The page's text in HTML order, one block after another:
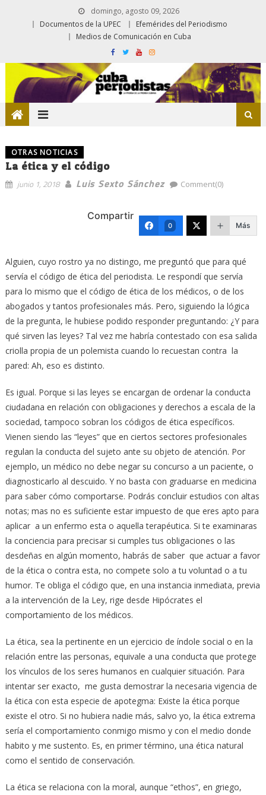
domingo, agosto 09, 2026
Documentos de la UPEC
Efemérides del Periodismo
Medios de Comunicación en Cuba
OTRAS NOTICIAS
La ética y el código
junio 1, 2018 Luis Sexto Sánchez Comment(0)
Compartir
0 Más
Alguien, cuyo rostro ya no distingo, me preguntó que para qué
servía el código de ética del periodista. Le respondí que servía
para lo mismo que el código de ética de los médicos, o de los
abogados y tantos profesionales más. Pero, siguiendo la lógica
de la pregunta, le hubiese podido responder preguntando: ¿Y para
qué sirven las leyes? Tal vez me habría contestado con esa salida
criolla propia de un polemista cuando lo recuestan contra la
pared: Ah, eso es distinto.
Es igual. Porque si las leyes se encargan de ordenar la conducta
ciudadana en relación con obligaciones y derechos a escala de la
sociedad, tampoco sobran los códigos de ética específicos.
Vienen siendo las “leyes” que en ciertos sectores profesionales
regulan la conducta del sujeto ante su objeto de atención. Por
ejemplo, un médico no debe negar su concurso a un paciente, o
diagnosticarlo al descuido. Y no basta con graduarse en medicina
para saber cómo comportarse. Podrás concluir estudios con altas
notas; mas no es suficiente estar impuesto de que eres apto para
aplicar a un enfermo esta o aquella terapéutica. Si te examinaras
la conciencia para precisar si cumples tus obligaciones o las
desdeñas en algún momento, habrás de saber que actuar a favor
de la ética o contra esta, no compete solo a tu voluntad o a tu
humor. Te obliga el código que, en una instancia inmediata, previa
a la intervención de la Ley, rige desde Hipócrates el
comportamiento de los médicos.
La ética, sea la pertinente en un ejercicio de índole social o en la
relación entre las personas, equivale a una conducta que protege
los vínculos de los seres humanos en cualquier situación. Para
intentar ser exacto, me gusta demostrar la necesaria vigencia de
la ética con esta especie de apotegma: Existe la ética porque
existe el otro. Si no hubiera nadie más, salvo yo, la ética extrema
sería el comportamiento conmigo mismo y con el medio donde
habito y me sustento. Es, en primer término, una ética natural
como el sentido de conservación.
La ética se relaciona con la moral, aunque “ethos”, en griego,